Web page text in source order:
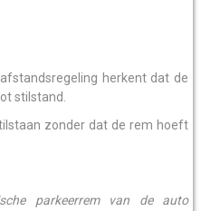
herkent dat de
stilstand.
zonder dat de rem hoeft
parkeerrem van de auto